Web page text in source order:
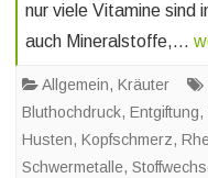
nur viele Vitamine sind
auch Mineralstoffe,…
Allgemein, Kräuter
Bluthochdruck, Entgiftung,
Husten, Kopfschmerz,
Schwermetalle,